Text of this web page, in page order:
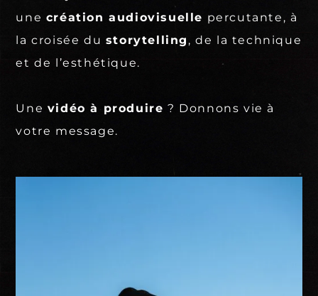
une création audiovisuelle percutante, à
la croisée du storytelling , de la technique
et de l’esthétique.
Une vidéo à produire ? Donnons vie à
votre message.